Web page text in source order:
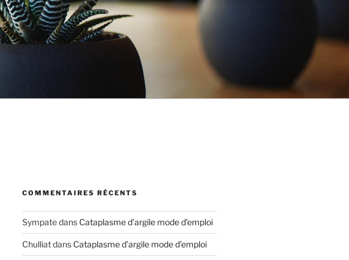
COMMENTAIRES RÉCENTS
Sympatedans Cataplasme d’argile mode d’emploi
Chulliatdans Cataplasme d’argile mode d’emploi